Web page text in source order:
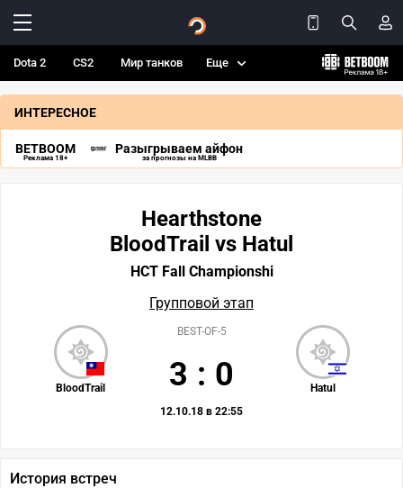
Dota 2 CS2 Мир танков Еще
ИНТЕРЕСНОЕ
BETBOOM
Реклама 18+
Разыгрываем айфон
за прогнозы на MLBB
Hearthstone
BloodTrail vs Hatul
HCT Fall Championshi
Групповой этап
BloodTrail Hatul
BEST-OF-5
3 : 0
12.10.18 в 22:55
История встреч